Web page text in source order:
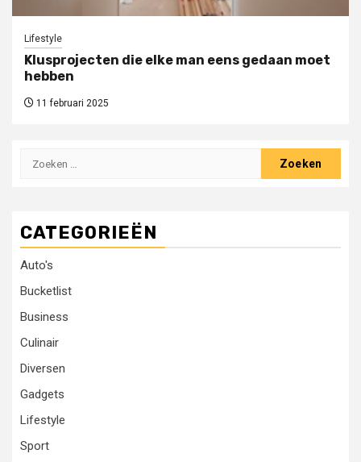
Lifestyle
Klusprojecten die elke man eens gedaan moet
hebben
11 februari 2025
Zoeken
CATEGORIEËN
Auto's
Bucketlist
Business
Culinair
Diversen
Gadgets
Lifestyle
Sport